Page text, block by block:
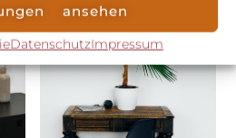
ansehen
DatenschutzImpressum